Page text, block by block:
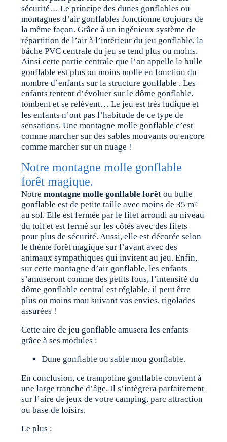
sécurité… Le principe des dunes gonflables ou
montagnes d’air gonflables fonctionne toujours de
la même façon. Grâce à un ingénieux système de
répartition de l’air à l’intérieur du jeu gonflable, la
bâche PVC centrale du jeu se tend plus ou moins.
Ainsi cette partie centrale que l’on appelle la bulle
gonflable est plus ou moins molle en fonction du
nombre d’enfants sur la structure gonflable . Les
enfants tentent d’évoluer sur le dôme gonflable,
tombent et se relèvent… Le jeu est très ludique et
les enfants n’ont pas l’habitude de ce type de
sensations. Une montagne molle gonflable c’est
comme marcher sur des sables mouvants ou encore
comme marcher sur un nuage !
Notre montagne molle gonflable
forêt magique.
Notremontagne molle gonflable forêt ou bulle
gonflable est de petite taille avec moins de 35 m²
au sol. Elle est fermée par le filet arrondi au niveau
du toit et est fermé sur les côtés avec des filets
pour plus de sécurité. Aussi, elle est décorée selon
le thème forêt magique sur l’avant avec des
animaux sympathiques qui invitent au jeu. Enfin,
sur cette montagne d’air gonflable, les enfants
s’amuseront comme des petits fous, l’intensité du
dôme gonflable central est réglable, il peut être
plus ou moins mou suivant vos envies, rigolades
assurées !
Cette aire de jeu gonflable amusera les enfants
grâce à ses modules :
Dune gonflable ou sable mou gonflable.
En conclusion, ce trampoline gonflable convient à
une large tranche d’âge. Il s’intègrera parfaitement
sur l’aire de jeux de votre camping, parc attraction
ou base de loisirs.
Le plus :